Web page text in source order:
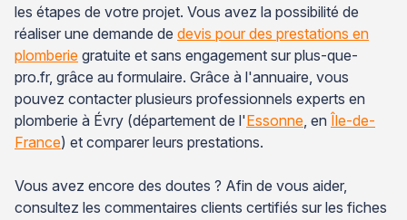
les étapes de votre projet. Vous avez la possibilité de
réaliser une demande de devis pour des prestations en
plomberie gratuite et sans engagement sur plus-que-
pro.fr, grâce au formulaire. Grâce à l'annuaire, vous
pouvez contacter plusieurs professionnels experts en
plomberie à Évry (département de l'Essonne , en Île-de-
France) et comparer leurs prestations.
Vous avez encore des doutes ? Afin de vous aider,
consultez les commentaires clients certifiés sur les fiches